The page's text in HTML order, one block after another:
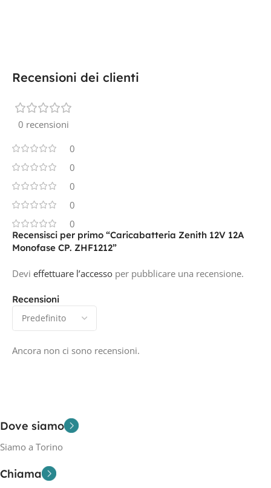
Recensioni dei clienti
0 recensioni
0
0
0
0
0
Recensioni
Ancora non ci sono recensioni.
Recensisci per primo “Caricabatteria Zenith 12V 12A
Monofase CP. ZHF1212”
Devi effettuare l’accesso per pubblicare una recensione.
Dove siamo
Siamo a Torino
Chiama